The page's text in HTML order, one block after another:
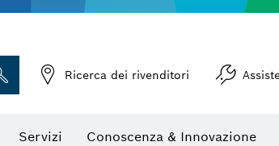
Ricerca dei rivenditori
Servizi Conoscenza & Innovazione